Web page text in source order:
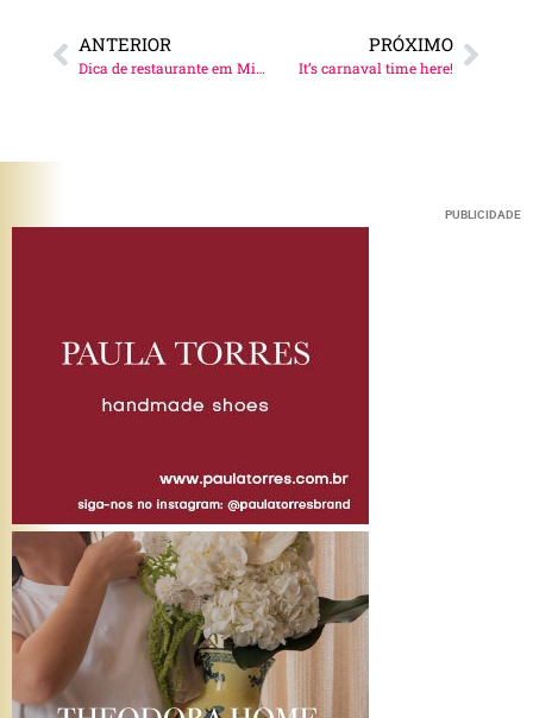
ANTERIOR
Dica de restaurante em Miami: AVRA!
PRÓXIMO
It’s carnaval time here!
PUBLICIDADE